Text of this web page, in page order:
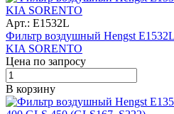
Арт.: E1532L
Фильтр воздушный Hengst
KIA SORENTO
Цена по запросу
В корзину